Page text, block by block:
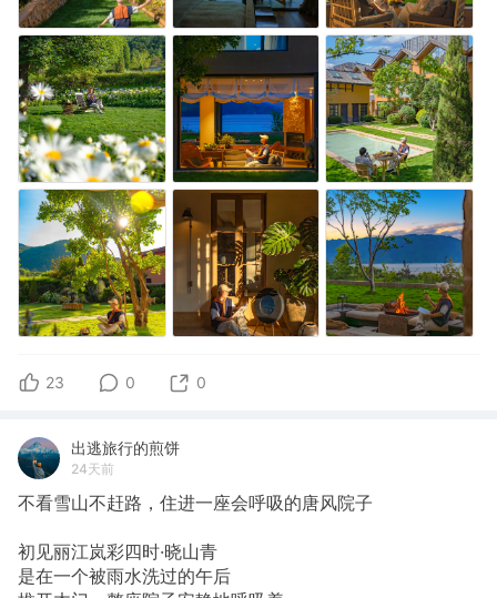
23 0 0
出逃旅行的煎饼
24天前
不看雪山不赶路，住进一座会呼吸的唐风院子
初见丽江岚彩四时·晓山青
是在一个被雨水洗过的午后